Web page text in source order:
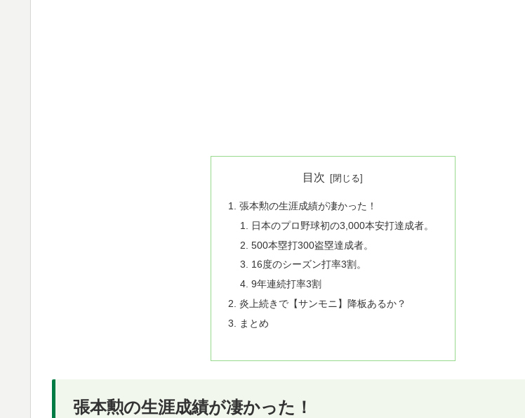
目次
張本勲の生涯成績が凄かった！
日本のプロ野球初の3,000本安打達成者。
500本塁打300盗塁達成者。
16度のシーズン打率3割。
9年連続打率3割
炎上続きで【サンモニ】降板あるか？
まとめ
張本勲の生涯成績が凄かった！